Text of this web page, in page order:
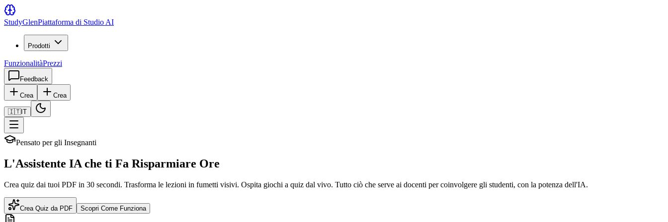
StudyGlenPiattaforma di Studio AI
Prodotti
FunzionalitàPrezzi
Feedback
Crea Crea
🇮🇹IT
Pensato per gli Insegnanti
L'Assistente IA che ti Fa Risparmiare Ore
Crea quiz dai tuoi PDF in 30 secondi. Trasforma le lezioni in fumetti visivi. Ospita giochi a quiz dal vivo. Tutto ciò che serve ai docenti per coinvolgere gli studenti, con la potenza dell'IA.
Crea Quiz da PDF Scopri Come Funziona